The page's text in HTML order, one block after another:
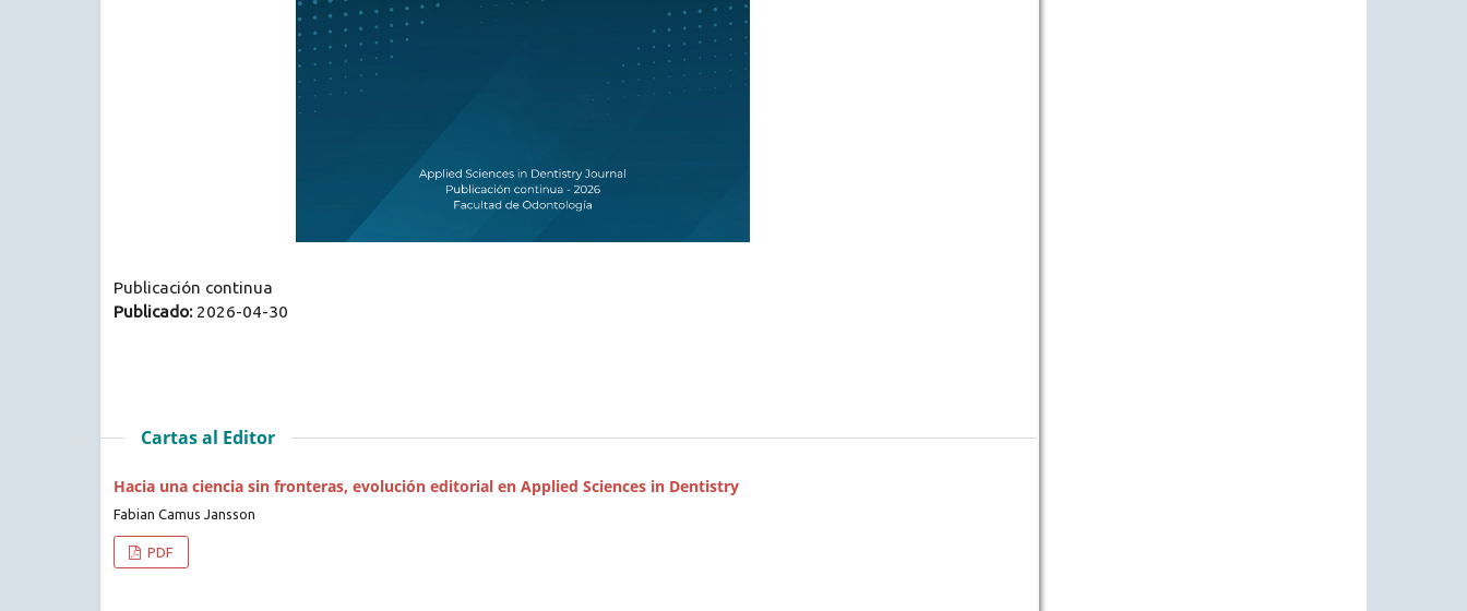
Publicación continua
Publicado: 2026-04-30
Cartas al Editor
Hacia una ciencia sin fronteras, evolución editorial en Applied Sciences in Dentistry
Fabian Camus Jansson
PDF